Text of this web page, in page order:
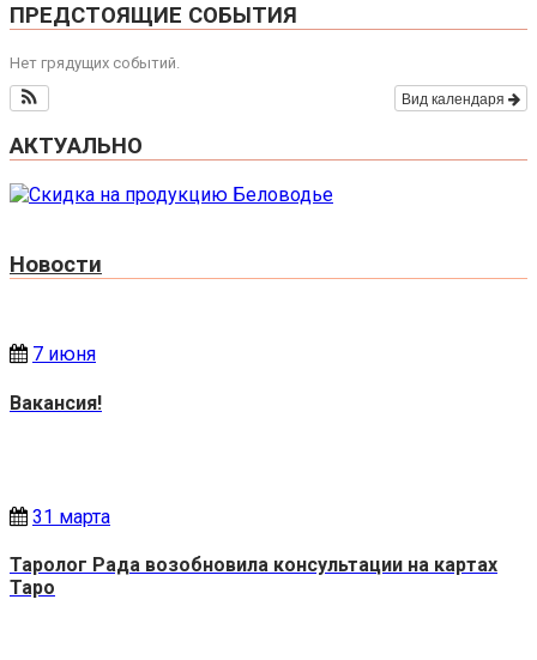
ПРЕДСТОЯЩИЕ СОБЫТИЯ
Нет грядущих событий.
Вид календаря
АКТУАЛЬНО
Новости
7 июня
Вакансия!
31 марта
Таролог Рада возобновила консультации на картах
Таро